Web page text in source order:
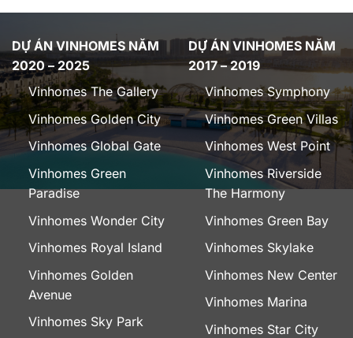
DỰ ÁN VINHOMES NĂM
2020 – 2025
Vinhomes The Gallery
Vinhomes Golden City
Vinhomes Global Gate
Vinhomes Green
Paradise
Vinhomes Wonder City
Vinhomes Royal Island
Vinhomes Golden
Avenue
Vinhomes Sky Park
DỰ ÁN VINHOMES NĂM
2017 – 2019
Vinhomes Symphony
Vinhomes Green Villas
Vinhomes West Point
Vinhomes Riverside
The Harmony
Vinhomes Green Bay
Vinhomes Skylake
Vinhomes New Center
Vinhomes Marina
Vinhomes Star City